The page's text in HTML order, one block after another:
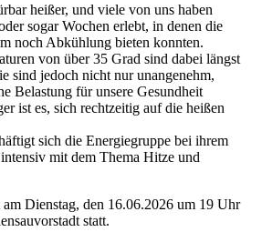
heißer, und viele von uns haben
sogar Wochen erlebt, in denen die
noch Abkühlung bieten konnten.
von über 35 Grad sind dabei längst
sind jedoch nicht nur unangenehm,
Belastung für unsere Gesundheit
ist es, sich rechtzeitig auf die heißen
sich die Energiegruppe bei ihrem
mit dem Thema Hitze und
Dienstag, den 16.06.2026 um 19 Uhr
statt.